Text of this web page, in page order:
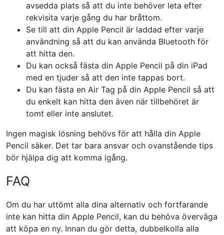
avsedda plats så att du inte behöver leta efter
rekvisita varje gång du har bråttom.
Se till att din Apple Pencil är laddad efter varje
användning så att du kan använda Bluetooth för
att hitta den.
Du kan också fästa din Apple Pencil på din iPad
med en tjuder så att den inte tappas bort.
Du kan fästa en Air Tag på din Apple Pencil så att
du enkelt kan hitta den även när tillbehöret är
tomt eller inte anslutet.
Ingen magisk lösning behövs för att hålla din Apple
Pencil säker. Det tar bara ansvar och ovanstående tips
bör hjälpa dig att komma igång.
FAQ
Om du har uttömt alla dina alternativ och fortfarande
inte kan hitta din Apple Pencil, kan du behöva överväga
att köpa en ny. Innan du gör detta, dubbelkolla alla